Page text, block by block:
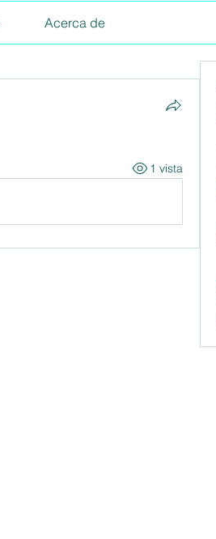
Acerca de
1 vista